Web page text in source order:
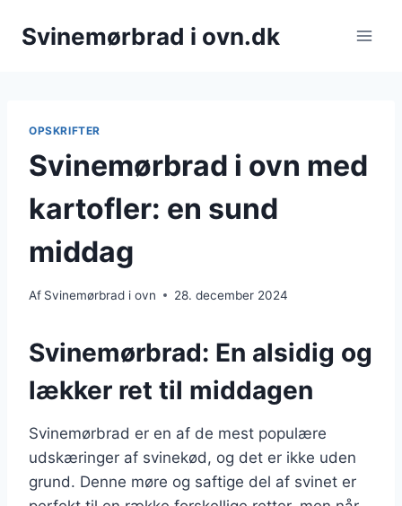
Svinemørbrad i ovn.dk
OPSKRIFTER
Svinemørbrad i ovn med
kartofler: en sund
middag
Af Svinemørbrad i ovn 28. december 2024
Svinemørbrad: En alsidig og
lækker ret til middagen
Svinemørbrad er en af de mest populære
udskæringer af svinekød, og det er ikke uden
grund. Denne møre og saftige del af svinet er